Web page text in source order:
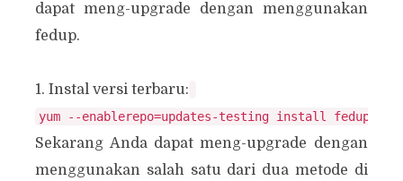
dapat meng-upgrade dengan menggunakan
fedup.
1. Instal versi terbaru:
Sekarang Anda dapat meng-upgrade dengan
menggunakan salah satu dari dua metode di